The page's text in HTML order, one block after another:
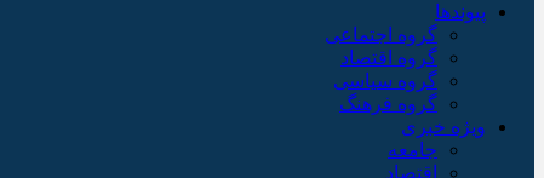
پیوندها
گروه اجتماعی
گروه اقتصاد
گروه سیاسی
گروه فرهنگ
ویژه خبری
جامعه
اقتصاد